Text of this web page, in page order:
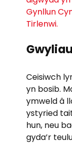
Gynllun
Tirlenwi.
Ceisiwch
yn bosib.
ymweld â
ystyried
hun, neu
gyda’r